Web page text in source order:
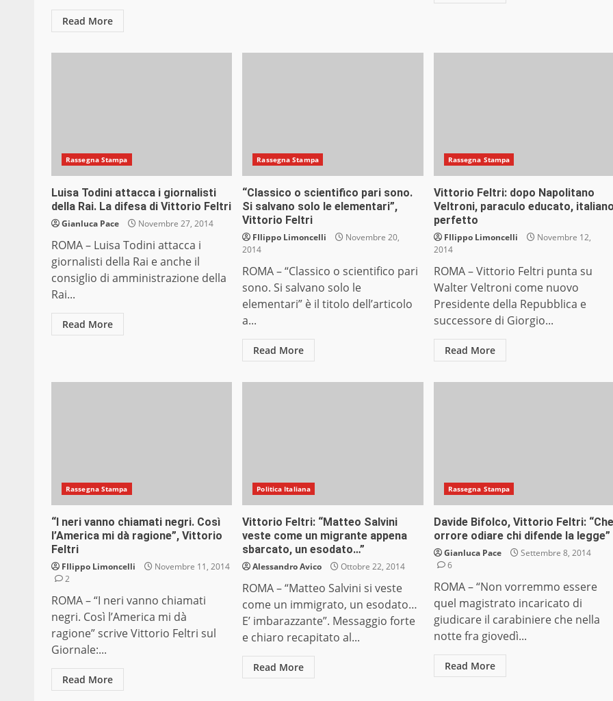
Read More
Rassegna Stampa
Luisa Todini attacca i giornalisti
della Rai. La difesa di Vittorio Feltri
Gianluca Pace Novembre 27, 2014
ROMA – Luisa Todini attacca i
giornalisti della Rai e anche il
consiglio di amministrazione della
Rai...
Read More
Rassegna Stampa
“Classico o scientifico pari sono.
Si salvano solo le elementari”,
Vittorio Feltri
FIlippo Limoncelli
Novembre 20,
2014
ROMA – “Classico o scientifico pari
sono. Si salvano solo le
elementari” è il titolo dell’articolo
a...
Read More
Rassegna Stampa
Vittorio Feltri: dopo Napolitano
Veltroni, paraculo educato,
perfetto
FIlippo Limoncelli
Novembre 12,
2014
ROMA – Vittorio Feltri punta su
Walter Veltroni come nuovo
Presidente della Repubblica e
successore di Giorgio...
Read More
Rassegna Stampa
“I neri vanno chiamati negri. Così
l’America mi dà ragione”, Vittorio
Feltri
FIlippo Limoncelli
Novembre 11, 2014
2
ROMA – “I neri vanno chiamati
negri. Così l’America mi dà
ragione” scrive Vittorio Feltri sul
Giornale:...
Read More
Politica Italiana
Vittorio Feltri: “Matteo Salvini
veste come un migrante appena
sbarcato, un esodato…”
Alessandro Avico Ottobre 22, 2014
ROMA – “Matteo Salvini si veste
come un immigrato, un esodato…
E’ imbarazzante”. Messaggio forte
e chiaro recapitato al...
Read More
Rassegna Stampa
Davide Bifolco, Vittorio Feltri: “Che
orrore odiare chi difende la legge”
Gianluca Pace
Settembre 8, 2014
6
ROMA – “Non vorremmo essere
quel magistrato incaricato di
giudicare il carabiniere che nella
notte fra giovedì...
Read More